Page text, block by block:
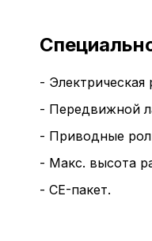
-
- Передвижной
- Приводные
- Макс. высота
- CE-пакет.